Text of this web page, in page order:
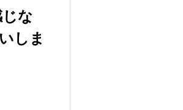
な
しま